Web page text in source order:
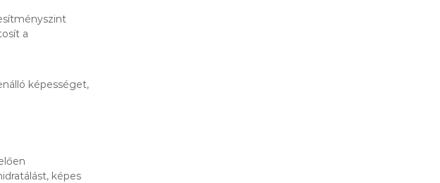
a
képességet,
képes